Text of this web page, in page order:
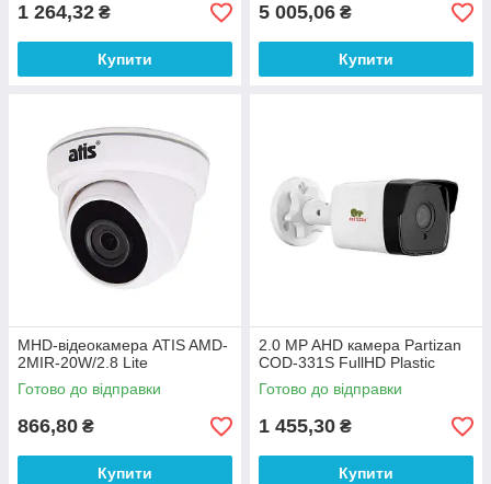
1 264,32 ₴
Купити
5 005,06 ₴
Купити
MHD-відеокамера ATIS AMD-
2MIR-20W/2.8 Lite
Готово до відправки
866,80 ₴
Купити
2.0 MP AHD камера Partizan
COD-331S FullHD Plastic
Готово до відправки
1 455,30 ₴
Купити